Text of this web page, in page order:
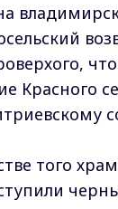
Красного
того